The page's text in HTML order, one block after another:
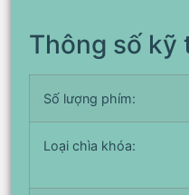
Thông số kỹ
Số lượng phím:
Loại chìa khóa: